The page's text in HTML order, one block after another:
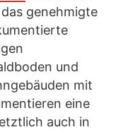
genehmigte
und
mit
eine
auch in